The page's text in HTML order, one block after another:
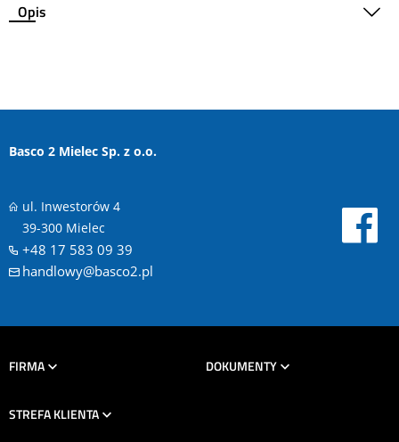
Opis
Basco 2 Mielec Sp. z o.o.
ul. Inwestorów 4
39-300 Mielec
+48 17 583 09 39
handlowy@basco2.pl
FIRMA
STREFA KLIENTA
DOKUMENTY